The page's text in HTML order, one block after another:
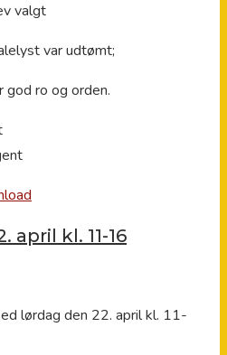
valgt
var udtømt;
god ro og orden.
referent
april kl. 11-16
lørdag den 22. april kl. 11-